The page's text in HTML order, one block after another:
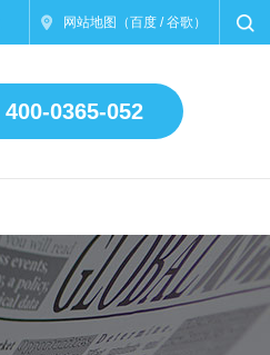
网站地图 （百度 /谷歌 ）
400-0365-052